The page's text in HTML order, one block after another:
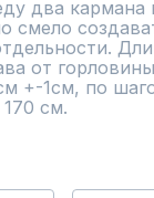
два
смело
от
+-1см, по
см.